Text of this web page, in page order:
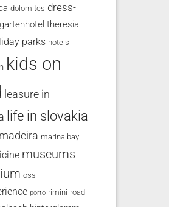
dolomites dress-
gartenhotel theresia
parks hotels
kids on
leasure in
life in slovakia
madeira marina bay
museums
oss
porto rimini road